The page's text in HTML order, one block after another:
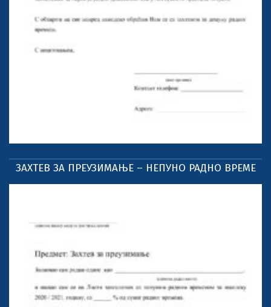
ЗАХТЕВ ЗА ПРЕУЗИМАЊЕ – НЕПУНО РАДНО ВРЕМЕ